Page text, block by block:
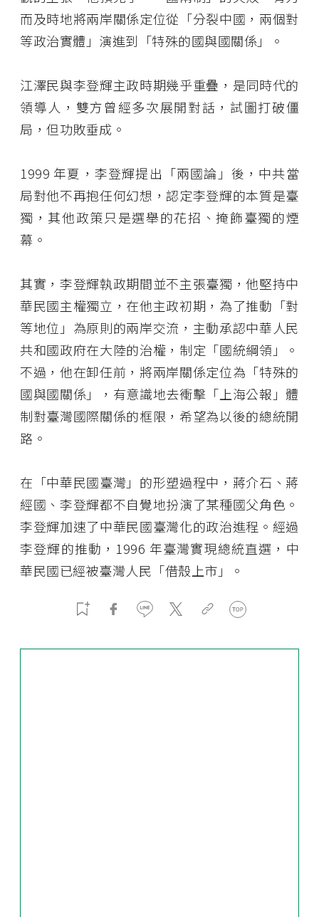
而及時地將兩岸關係定位從「分裂中國，兩個對
等政治實體」演進到「特殊的國與國關係」。
江澤民與李登輝主政時期幾乎重疊，是同時代的
領導人，雙方曾經多次展開對話，試圖打破僵
局，但功敗垂成。
1999 年夏，李登輝提出「兩國論」後，中共當
局對他不再抱任何幻想，認定李登輝的本質是臺
獨，其他政策只是選舉的花招、掩飾臺獨的煙
幕。
其實，李登輝執政期間並不主張臺獨，他堅持中
華民國主權獨立，在他主政初期，為了推動「對
等地位」為原則的兩岸交流，主動承認中華人民
共和國政府在大陸的治權，制定「國統綱領」。
不過，他在卸任前，將兩岸關係定位為「特殊的
國與國關係」，有意識地去衝擊「上海公報」體
制對臺灣國際關係的框限，希望為以後的總統開
路。
在「中華民國臺灣」的形塑過程中，蔣介石、蔣
經國、李登輝都不自覺地扮演了某種國父角色。
李登輝加速了中華民國臺灣化的政治進程。經過
李登輝的推動，1996 年臺灣實現總統直選，中
華民國已經被臺灣人民「借殼上市」。